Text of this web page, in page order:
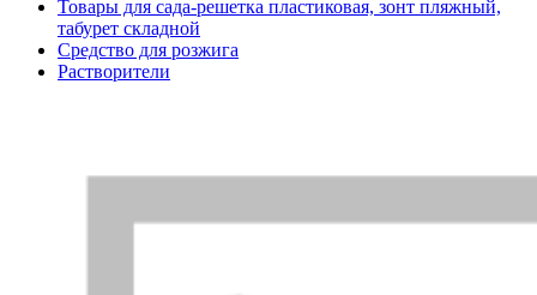
Товары для сада-решетка пластиковая, зонт пляжный,
табурет складной
Средство для розжига
Растворители